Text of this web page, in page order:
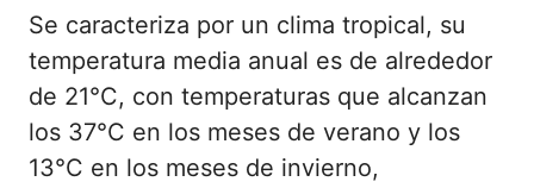
Se caracteriza por un clima tropical, su
temperatura media anual es de alrededor
de 21°C, con temperaturas que alcanzan
los 37°C en los meses de verano y los
13°C en los meses de invierno,